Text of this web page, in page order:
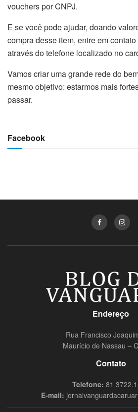
vouchers por CNPJ.
E se você pode ajudar, doando
compra desse item, entre em
através do telefone localizado no
Vamos criar uma grande rede do
mesmo objetivo: estarmos mais
passar.
Facebook
Endereço
Rua Francisco
Maurício de Nassau –
Contato
Telefone: 81
E-mail: